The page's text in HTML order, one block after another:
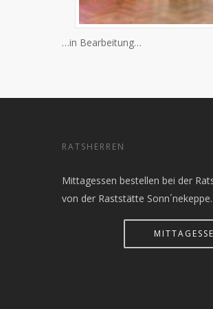
…in Bearbeitung…
RATSHERREN
Mittagessen bestellen bei der
von der Raststätte Sonn´nekeppe.